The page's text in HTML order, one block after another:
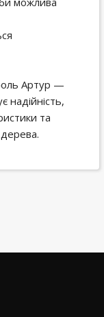
Артур —
надійність,
та